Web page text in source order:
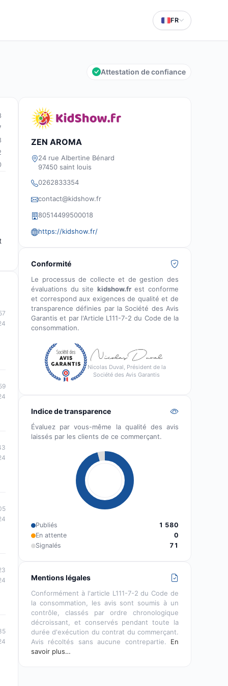
FR
Attestation de confiance
ZEN AROMA
24 rue Albertine Bénard
97450 saint louis
0262833354
contact@kidshow.fr
80514499500018
https://kidshow.fr/
Conformité
Le processus de collecte et de gestion des
évaluations du site kidshow.frest conforme
et correspond aux exigences de qualité et de
transparence définies par la Société des Avis
Garantis et par l'Article L111-7-2 du Code de la
consommation.
Nicolas Duval, Président de la
Société des Avis Garantis
Indice de transparence
Évaluez par vous-même la qualité des avis
laissés par les clients de ce commerçant.
Publiés
1 580
En attente
0
Signalés
71
Mentions légales
Conformément à l'article L111-7-2 du Code de
la consommation, les avis sont soumis à un
contrôle, classés par ordre chronologique
décroissant, et conservés pendant toute la
durée d'exécution du contrat du commerçant.
Avis récoltés sans aucune contrepartie. En
savoir plus…